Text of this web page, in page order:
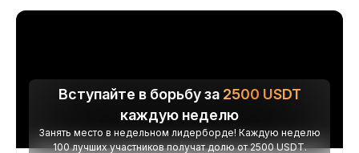
Вступайте в борьбу за 2500 USDT
каждую неделю
Занять место в недельном лидерборде! Каждую неделю
100 лучших участников получат долю от 2500 USDT.